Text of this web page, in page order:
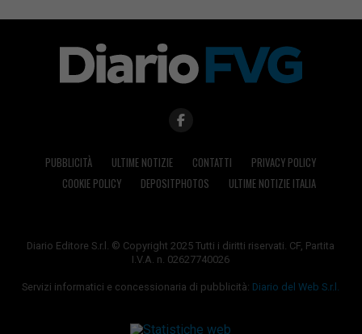
PUBBLICITÀ ULTIME NOTIZIE CONTATTI
PRIVACY POLICY
COOKIE POLICY
DEPOSITPHOTOS ULTIME NOTIZIE ITALIA
Diario Editore S.r.l. © Copyright 2025 Tutti i diritti riservati. CF, Partita
I.V.A. n. 02627740026
Servizi informatici e concessionaria di pubblicità: Diario del Web S.r.l.